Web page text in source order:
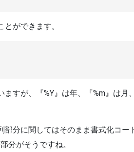
ができます。
すが、『%Y』は年、『%m』は月
分に関してはそのまま書式化コー
分がそうですね。